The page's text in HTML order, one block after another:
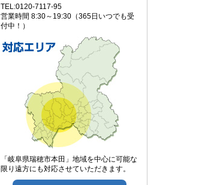
TEL:0120-7117-95
営業時間 8:30～19:30（365日いつでも受
付中！）
「岐阜県瑞穂市本田」地域を中心に可能な
限り遠方にも対応させていただきます。